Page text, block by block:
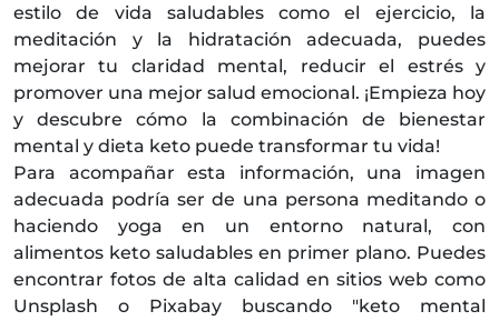
estilo de vida saludables como el ejercicio, la
meditación y la hidratación adecuada, puedes
mejorar tu claridad mental, reducir el estrés y
promover una mejor salud emocional. ¡Empieza hoy
y descubre cómo la combinación de bienestar
mental y dieta keto puede transformar tu vida!
Para acompañar esta información, una imagen
adecuada podría ser de una persona meditando o
haciendo yoga en un entorno natural, con
alimentos keto saludables en primer plano. Puedes
encontrar fotos de alta calidad en sitios web como
Unsplash o Pixabay buscando "keto mental